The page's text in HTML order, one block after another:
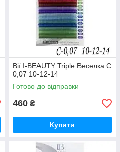
Вії I-BEAUTY Triple Веселка C
0,07 10-12-14
Готово до відправки
460 ₴
Купити